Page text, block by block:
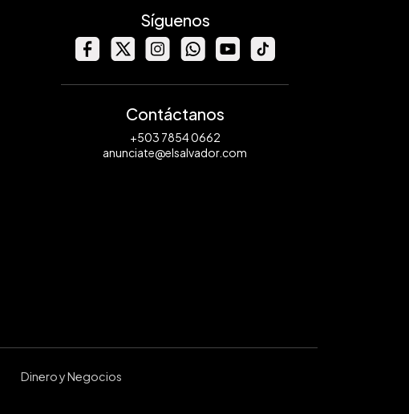
Síguenos
Contáctanos
+503 7854 0662
anunciate@elsalvador.com
Dinero y Negocios